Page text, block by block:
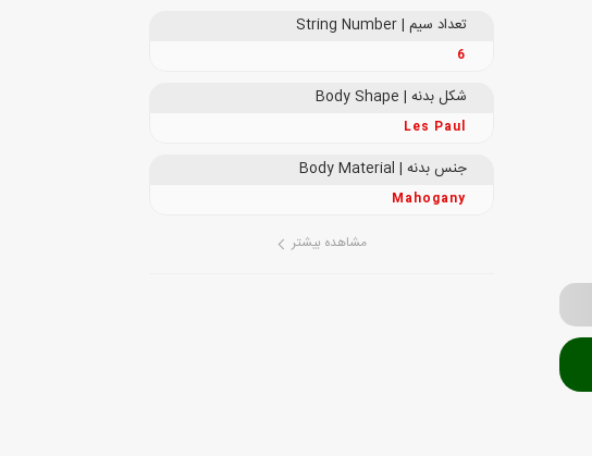
تعداد سیم | String Number
6
شکل بدنه | Body Shape
Les Paul
جنس بدنه | Body Material
Mahogany
مشاهده بیشتر